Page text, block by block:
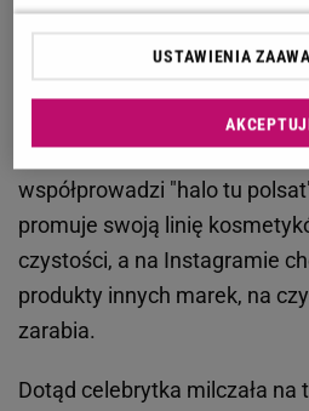
Marcina Hakiela. Para
swoje pięć minut i otworzyła
już nie działa), wydała
tańca (m.in. książki i płyty
zaczęła pracę w "Pytaniu na
współprowadzi "halo tu
promuje swoją linię
czystości, a na Instagramie
produkty innych marek, na
zarabia.
Dotąd celebrytka milczała na
USTAWIENIA